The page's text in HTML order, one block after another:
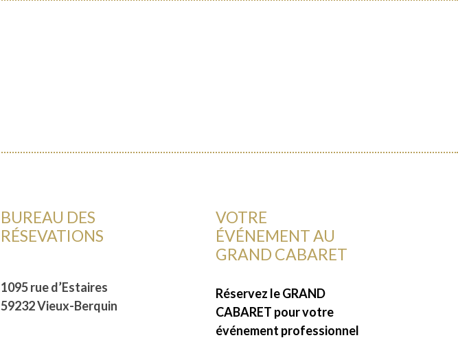
BUREAU DES
RÉSEVATIONS
1095 rue d’Estaires
59232 Vieux-Berquin
VOTRE
ÉVÉNEMENT AU
GRAND CABARET
Réservez le GRAND
CABARET pour votre
événement professionnel